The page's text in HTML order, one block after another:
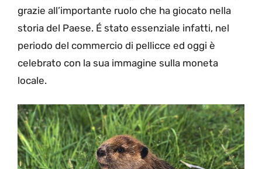
grazie all’importante ruolo che ha giocato nella
storia del Paese. É stato essenziale infatti, nel
periodo del commercio di pellicce ed oggi è
celebrato con la sua immagine sulla moneta
locale.